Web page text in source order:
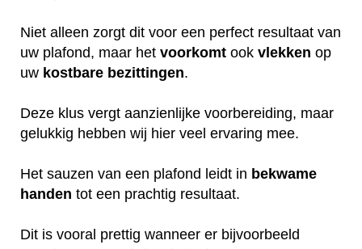
Niet alleen zorgt dit voor een perfect resultaat van
uw plafond, maar het voorkomt ook vlekken op
uw kostbare bezittingen.
Deze klus vergt aanzienlijke voorbereiding, maar
gelukkig hebben wij hier veel ervaring mee.
Het sauzen van een plafond leidt in bekwame
handen tot een prachtig resultaat.
Dit is vooral prettig wanneer er bijvoorbeeld